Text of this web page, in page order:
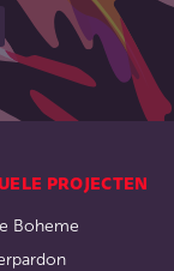
PROJECTEN
Boheme